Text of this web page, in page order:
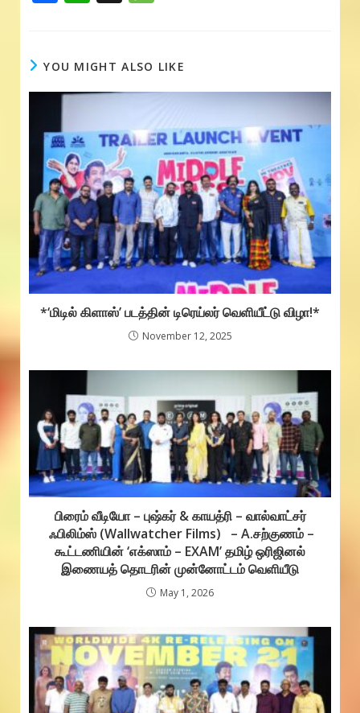
b
o
o
k
s
A
p
a
g
e
YOU MIGHT ALSO LIKE
*‘மிடில் கிளாஸ்’ படத்தின் டிரெய்லர் வெளியீட்டு விழா!*
November 12, 2025
பிரைம் வீடியோ – புஷ்கர் & காயத்ரி – வால்வாட்சர்
ஃபிலிம்ஸ் (Wallwatcher Films) – A.சற்குணம் –
கூட்டணியின் ‘எக்ஸாம் – EXAM’ தமிழ் ஒரிஜினல்
இணையத் தொடரின் முன்னோட்டம் வெளியீடு
May 1, 2026